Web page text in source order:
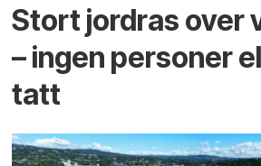
Stort jordras over
– ingen personer
tatt